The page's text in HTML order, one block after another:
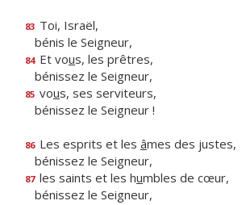
83 Toi, Israël,
bénis le Seigneur,
84 Et vous, les prêtres,
bénissez le Seigneur,
85 vous, ses serviteurs,
bénissez le Seigneur !
86 Les esprits et les âmes des justes,
bénissez le Seigneur,
87 les saints et les humbles de cœur,
bénissez le Seigneur,